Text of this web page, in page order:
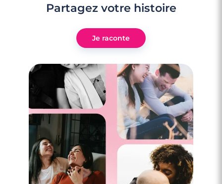
3 minutes
Rencontres célibataires à Saint-Jean-De-
Monts
Partagez votre histoire
Je raconte